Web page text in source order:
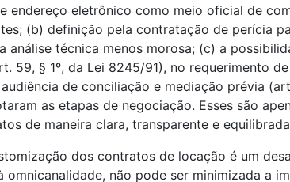
endereço eletrônico como meio oficial de
(b) definição pela contratação de perícia
análise técnica menos morosa; (c) a
59, § 1º, da Lei 8245/91), no requerimento
de conciliação e mediação prévia
as etapas de negociação. Esses são
de maneira clara, transparente e
dos contratos de locação é um
não pode ser minimizada a